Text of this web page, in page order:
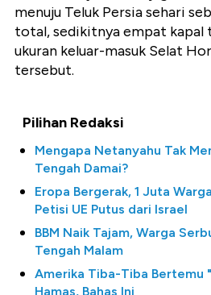
menuju Teluk Persia sehari
total, sedikitnya empat kapal
ukuran keluar-masuk Selat
tersebut.
Pilihan Redaksi
Mengapa Netanyahu Tak
Tengah Damai?
Eropa Bergerak, 1 Juta
Petisi UE Putus dari Israel
BBM Naik Tajam, Warga
Tengah Malam
Amerika Tiba-Tiba Bertemu
Hamas, Bahas Ini